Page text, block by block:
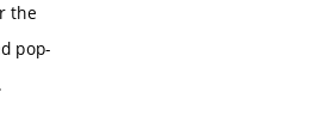
the
pop-